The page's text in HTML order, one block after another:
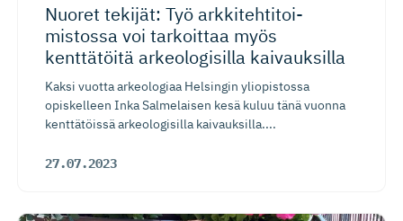
Nuoret tekijät: Työ arkkitehti­toi­
mistossa voi tarkoittaa myös
kenttätöitä arkeologisilla kaivauksilla
Kaksi vuotta arkeologiaa Helsingin yliopistossa
opiskelleen Inka Salmelaisen kesä kuluu tänä vuonna
kenttätöissä arkeologisilla kaivauksilla....
27.07.2023